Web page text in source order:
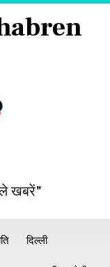
खबरें"
दिल्ली